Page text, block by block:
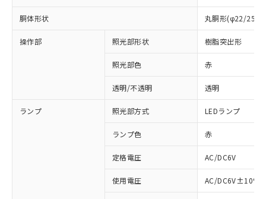
胴体形状 丸胴形(φ22/
操作部 照光部形状 樹脂突出形
照光部色 赤
透明/不透明 透明
ランプ 照光部方式 LEDランプ
ランプ色 赤
定格電圧 AC/DC6V
使用電圧 AC/DC6V±10%
ご利用条件
以下の条件をお読みいただき、同意のうえ
対応済み：EU RoHS指令（10物質）の
非含有に対応した製品が提供可能な商品で
対応予定：EU RoHS指令（10物質）の非含
有に対応した製品に切り替える予定のある
対応予定なし：EU RoHS指令（10物質）の
非含有に非対応の商品で、対応品を出す予